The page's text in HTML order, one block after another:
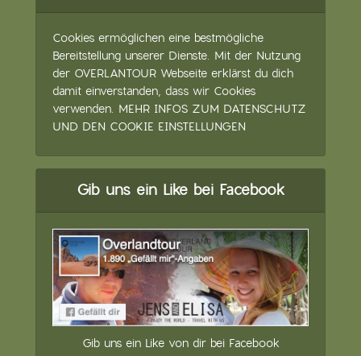
Cookies ermöglichen eine bestmögliche
Bereitstellung unserer Dienste. Mit der Nutzung
der OVERLANTOUR Webseite erklärst du dich
damit einverstanden, dass wir Cookies
verwenden. MEHR INFOS ZUM DATENSCHUTZ
UND DEN COOKIE EINSTELLUNGEN
Gib uns ein Like bei Facebook
Gib uns ein Like von dir bei Facebook